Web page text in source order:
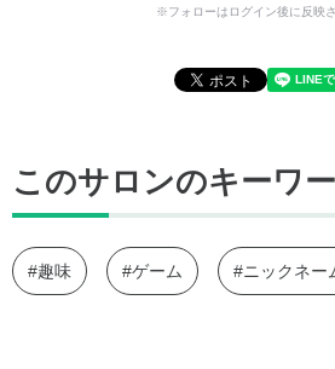
※フォローはログイン後に反映さ
このサロンのキーワ
#趣味 #ゲーム #ニックネー